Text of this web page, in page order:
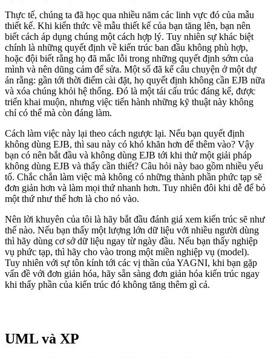
Thực tế, chúng ta đã học qua nhiều năm các linh vực đó của mẫu
thiết kế. Khi kiến thức về mẫu thiết kế của bạn tăng lên, bạn nên
biết cách áp dụng chúng một cách hợp lý. Tuy nhiên sự khác biệt
chính là những quyết định về kiến trúc ban đầu không phù hợp,
hoặc đội biết rằng họ đã mắc lỗi trong những quyết định sớm của
mình và nên dũng cảm để sửa. Một số đã kể câu chuyện ở một dự
án rằng: gần tới thời điểm cài đặt, họ quyết định không cần EJB nữa
và xóa chúng khỏi hệ thống. Đó là một tái cấu trúc đáng kể, được
triển khai muộn, nhưng việc tiến hành những kỹ thuật này không
chỉ có thể mà còn đáng làm.
Cách làm việc này lại theo cách ngược lại. Nếu bạn quyết định
không dùng EJB, thì sau này có khó khăn hơn để thêm vào? Vậy
bạn có nên bắt đầu và không dùng EJB tới khi thử một giải pháp
không dùng EJB và thấy cần thiết? Câu hỏi này bao gồm nhiều yếu
tố. Chắc chắn làm việc mà không có những thành phần phức tạp sẽ
đơn giản hơn và làm mọi thứ nhanh hơn. Tuy nhiên đôi khi dễ để bỏ
một thứ như thế hơn là cho nó vào.
Nên lời khuyên của tôi là hãy bắt đầu đánh giá xem kiến trúc sẽ như
thế nào. Nếu bạn thấy một lượng lớn dữ liệu với nhiều người dùng
thì hãy dùng cơ sở dữ liệu ngay từ ngày đầu. Nếu bạn thấy nghiệp
vụ phức tạp, thì hãy cho vào trong một miền nghiệp vụ (model).
Tuy nhiên với sự tôn kính tới các vị thần của YAGNI, khi bạn gặp
vấn đề với đơn giản hóa, hãy sẵn sàng đơn giản hóa kiến trúc ngay
khi thấy phần của kiến trúc đó không tăng thêm gì cả.
UML và XP